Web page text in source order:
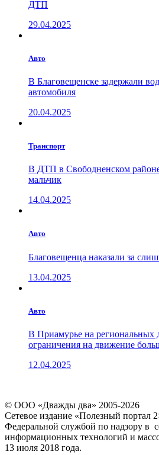
ДТП
29.04.2025
Авто
В Благовещенске задержали
автомобиля
20.04.2025
Транспорт
В ДТП в Свободненском
мальчик
14.04.2025
Авто
Благовещенца наказали за
13.04.2025
Авто
В Приамурье на региональных
ограничения на движение
12.04.2025
© ООО «Дважды два» 2005-2026
Сетевое издание «Полезный портал
Федеральной службой по надзору в
информационных технологий и
13 июля 2018 года.